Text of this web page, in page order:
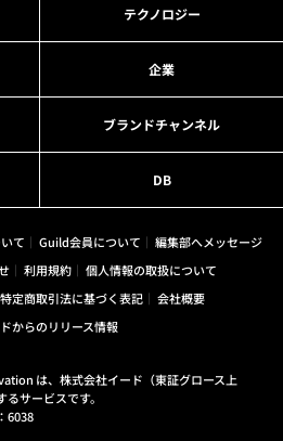
テクノロジー
企業
ブランドチャンネル
DB
て Guild会員について
編集部へメッセージ
利用規約
個人情報の取扱について
特定商取引法に基づく表記
会社概要
からのリリース情報
は、株式会社イード（東証グロース上
サービスです。
6038